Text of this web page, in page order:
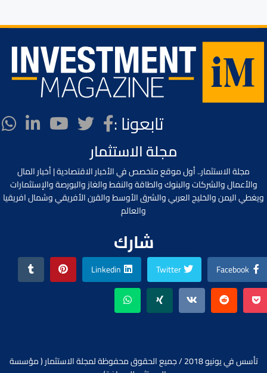
تابعونا :
مجلة الاستثمار
مجلة الاستثمار.. أول موقع متخصص في الأخبار الاقتصادية | أخبار المال
والأعمال والشركات والبنوك والطاقة والنفط والغاز والبورصة والإستثمارات
ويغطي اليمن والخليج العربي والشرق الأوسط والقرن الأفريقي وشمال افريقيا
والعالم
شارك
Facebook
Twitter
Linkedin
تأسس في يونيو 2018 / جميع الحقوق محفوظة لمجلة الاستثمار ( مؤسسة